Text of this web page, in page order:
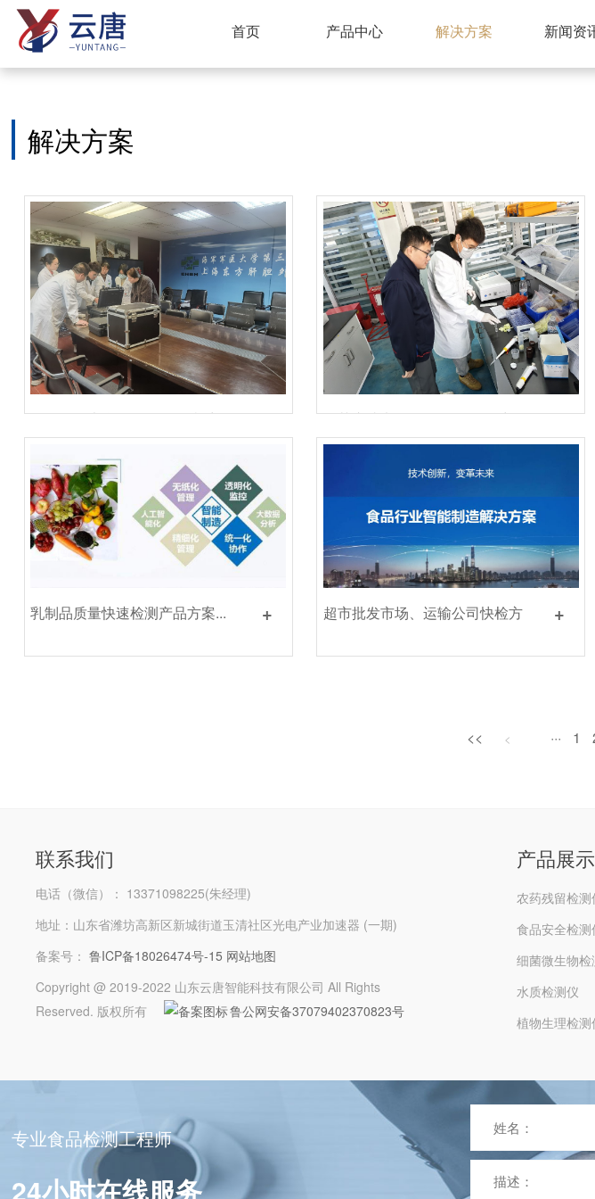
首页 产品中心 解决方案 新闻资
解决方案
海军军医大学第三附属医院采购
云唐设备...
+ 江苏东成电动工具有限公司采购
云唐YT-GA24E...
+
乳制品质量快速检测产品方案... + 超市批发市场、运输公司快检方
案...
+
<< < ··· 1
联系我们
电话（微信）： 13371098225(朱经理)
地址：山东省潍坊高新区新城街道玉清社区光电产业加速器 (一期)
备案号： 鲁ICP备18026474号-15 网站地图
Copyright @ 2019-2022 山东云唐智能科技有限公司 All Rights
Reserved. 版权所有
鲁公网安备37079402370823号
产品展示
农药残留检测
食品安全检测
细菌微生物检
水质检测仪
植物生理检测
专业食品检测工程师
24小时在线服务